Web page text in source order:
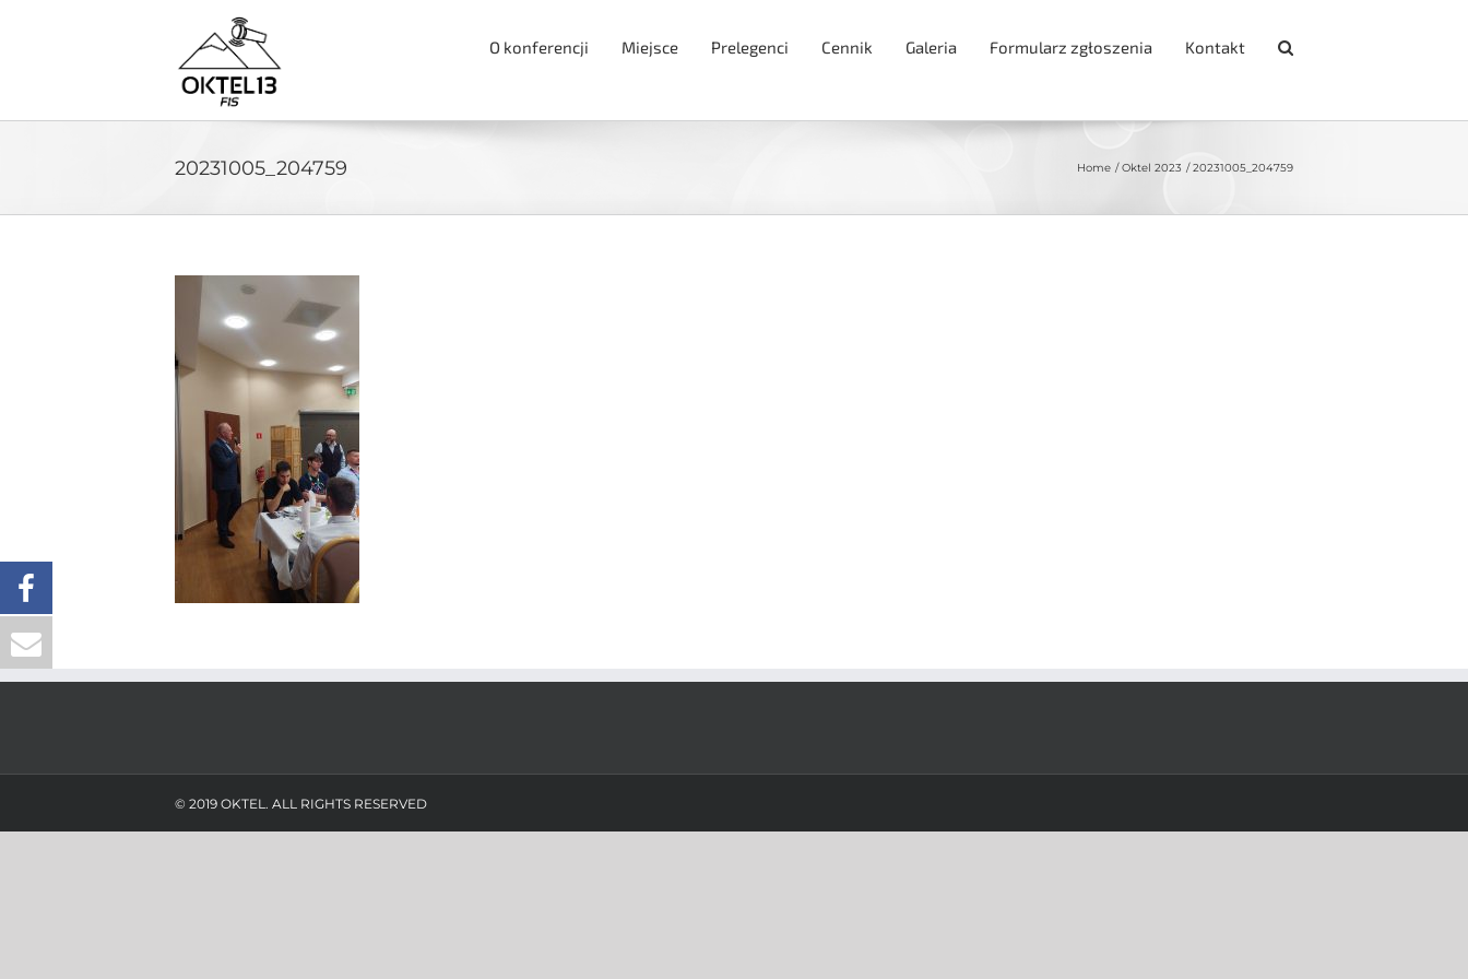
O konferencji Miejsce Prelegenci Cennik Galeria Formularz zgłoszenia Kontakt
20231005_204759 Home Oktel 2023 20231005_204759
© 2019 OKTEL. ALL RIGHTS RESERVED